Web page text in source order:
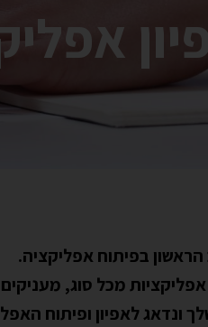
בפיתוח אפליקציה.
מעניקים לכל פרויקט מעטפת 360° מ-א ועד ת'
ונדאג לאפיון ופיתוח